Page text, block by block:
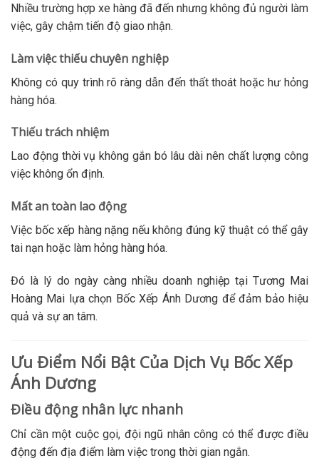
Nhiều trường hợp xe hàng đã đến nhưng không đủ người làm
việc, gây chậm tiến độ giao nhận.
Làm việc thiếu chuyên nghiệp
Không có quy trình rõ ràng dẫn đến thất thoát hoặc hư hỏng
hàng hóa.
Thiếu trách nhiệm
Lao động thời vụ không gắn bó lâu dài nên chất lượng công
việc không ổn định.
Mất an toàn lao động
Việc bốc xếp hàng nặng nếu không đúng kỹ thuật có thể gây
tai nạn hoặc làm hỏng hàng hóa.
Đó là lý do ngày càng nhiều doanh nghiệp tại Tương Mai
Hoàng Mai lựa chọn Bốc Xếp Ánh Dương để đảm bảo hiệu
quả và sự an tâm.
Ưu Điểm Nổi Bật Của Dịch Vụ Bốc Xếp
Ánh Dương
Điều động nhân lực nhanh
Chỉ cần một cuộc gọi, đội ngũ nhân công có thể được điều
động đến địa điểm làm việc trong thời gian ngắn.